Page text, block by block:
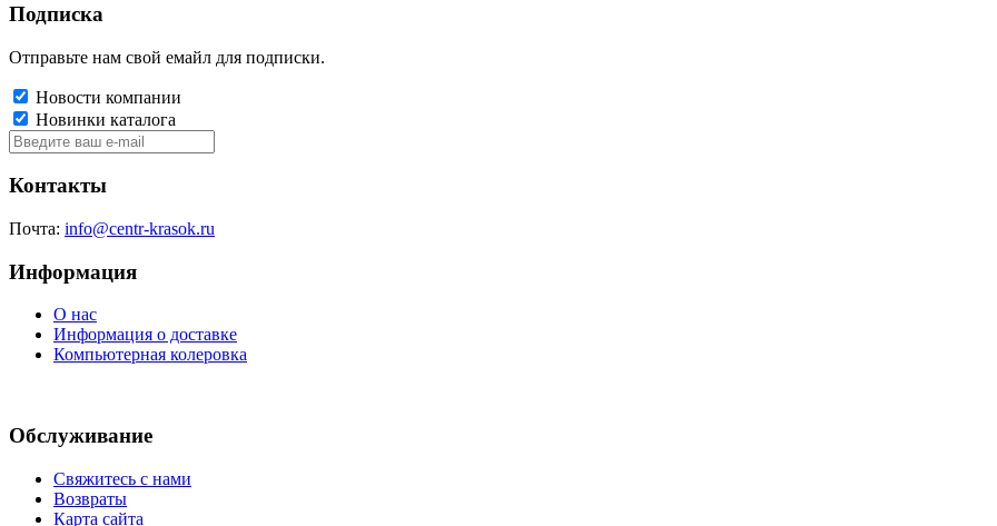
Подписка
Отправьте нам свой емайл для подписки.
Новости компании
Новинки каталога
Контакты
Почта: info@centr-krasok.ru
Информация
О нас
Информация о доставке
Компьютерная колеровка
Обслуживание
Свяжитесь с нами
Возвраты
Карта сайта